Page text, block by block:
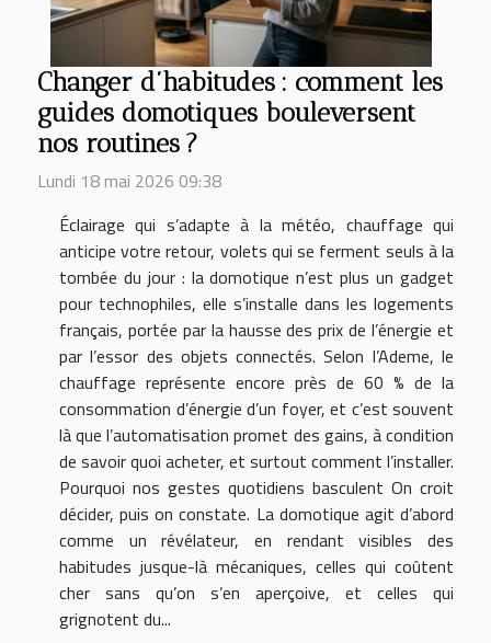
Changer d’habitudes : comment les
guides domotiques bouleversent
nos routines ?
Lundi 18 mai 2026 09:38
Éclairage qui s’adapte à la météo, chauffage qui
anticipe votre retour, volets qui se ferment seuls à la
tombée du jour : la domotique n’est plus un gadget
pour technophiles, elle s’installe dans les logements
français, portée par la hausse des prix de l’énergie et
par l’essor des objets connectés. Selon l’Ademe, le
chauffage représente encore près de 60 % de la
consommation d’énergie d’un foyer, et c’est souvent
là que l’automatisation promet des gains, à condition
de savoir quoi acheter, et surtout comment l’installer.
Pourquoi nos gestes quotidiens basculent On croit
décider, puis on constate. La domotique agit d’abord
comme un révélateur, en rendant visibles des
habitudes jusque-là mécaniques, celles qui coûtent
cher sans qu’on s’en aperçoive, et celles qui
grignotent du...